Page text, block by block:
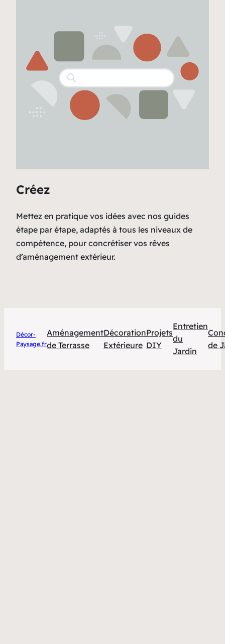
Créez
Mettez en pratique vos idées avec nos guides
étape par étape, adaptés à tous les niveaux de
compétence, pour concrétiser vos rêves
d’aménagement extérieur.
Décor-
Paysage.fr
Aménagement
de Terrasse
Décoration
Extérieure
Projets
DIY
Entretien
du
Jardin
de